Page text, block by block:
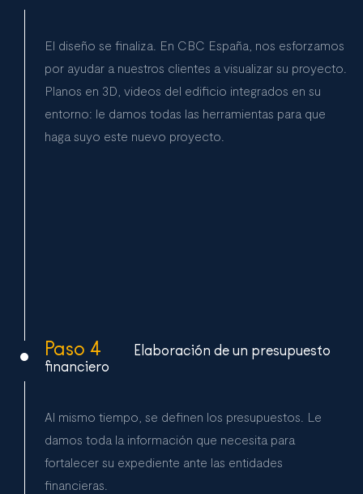
El diseño se finaliza. En CBC España, nos esforzamos
por ayudar a nuestros clientes a visualizar su proyecto.
Planos en 3D, videos del edificio integrados en su
entorno: le damos todas las herramientas para que
haga suyo este nuevo proyecto.
Paso 4
Elaboración de un presupuesto
financiero
Al mismo tiempo, se definen los presupuestos. Le
damos toda la información que necesita para
fortalecer su expediente ante las entidades
financieras.